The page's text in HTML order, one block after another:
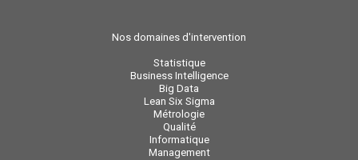
Nos domaines d'intervention
Statistique
Business Intelligence
Big Data
Lean Six Sigma
Métrologie
Qualité
Informatique
Management